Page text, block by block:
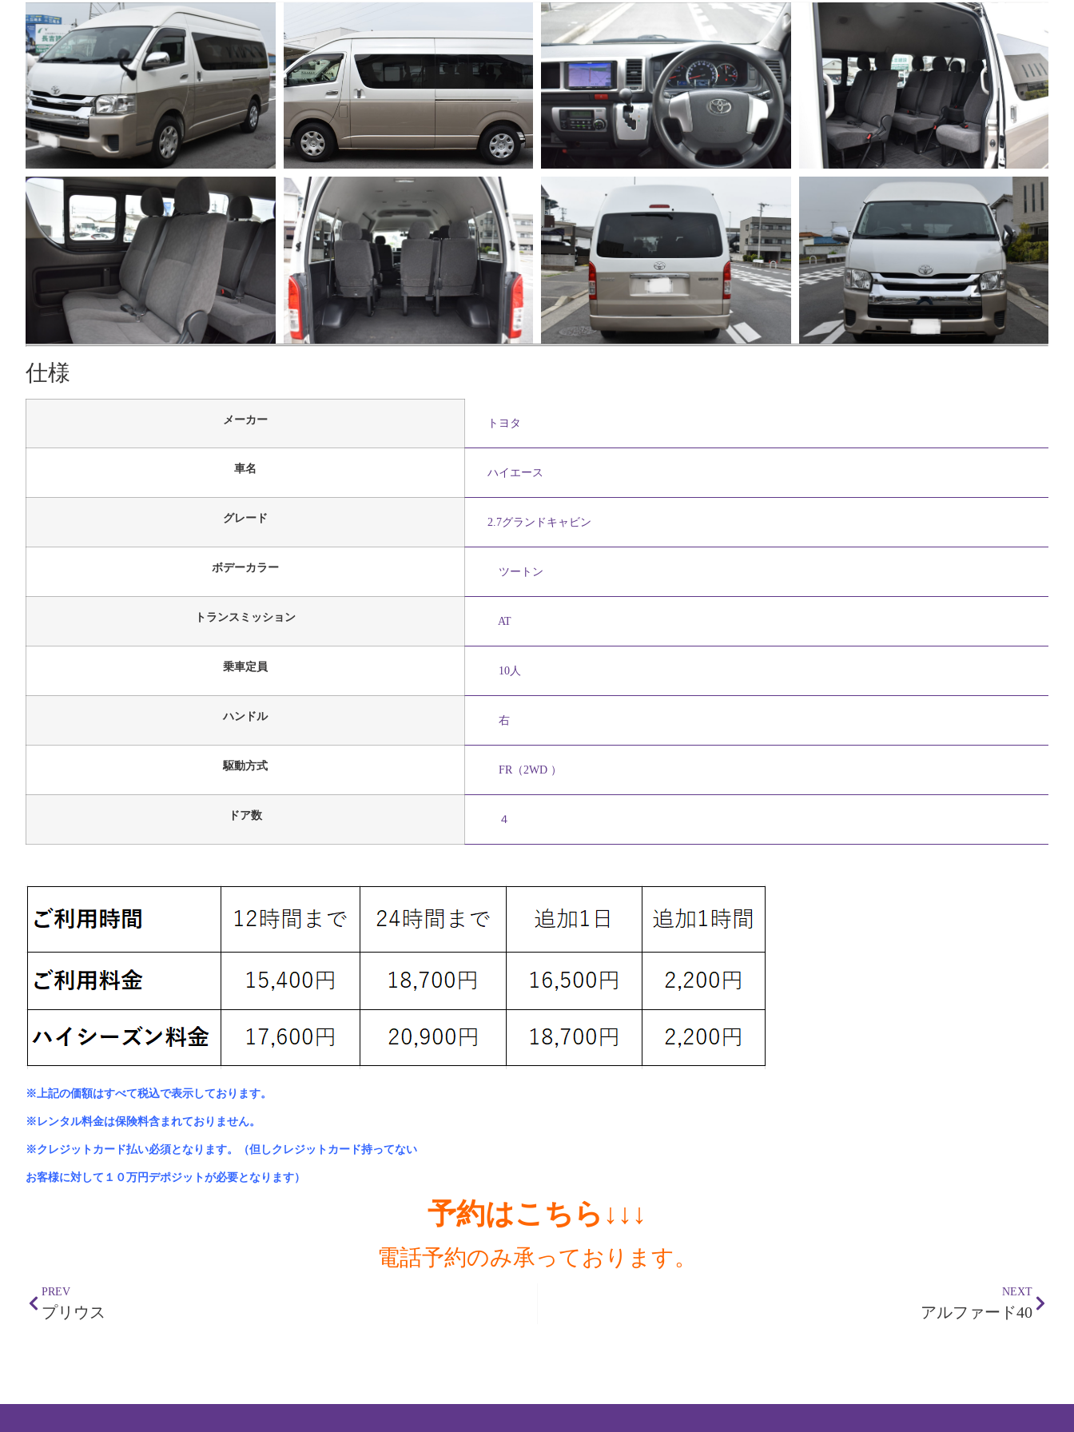
仕様
メーカー トヨタ
車名 ハイエース
グレード 2.7グランドキャビン
ボデーカラー ツートン
トランスミッション AT
乗車定員 10人
ハンドル 右
駆動方式 FR（2WD ）
ドア数 ４
※上記の価額はすべて税込で表示しております。
※レンタル料金は保険料含まれておりません。
※クレジットカード払い必須となります。（但しクレジットカード持ってない
お客様に対して１０万円デポジットが必要となります）
予約はこちら↓↓↓
電話予約のみ承っております。
PREV
プリウス
NEXT
アルファード40